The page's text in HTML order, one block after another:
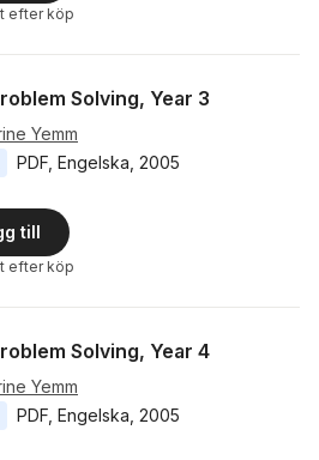
efter köp
Solving, Year 3
Yemm
PDF Engelska 2005
till
efter köp
Solving, Year 4
Yemm
PDF Engelska 2005